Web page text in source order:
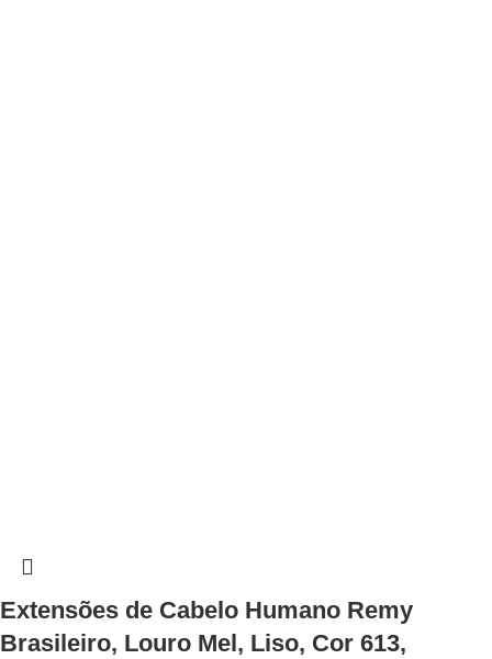
Extensões de Cabelo Humano Remy
Brasileiro, Louro Mel, Liso, Cor 613,